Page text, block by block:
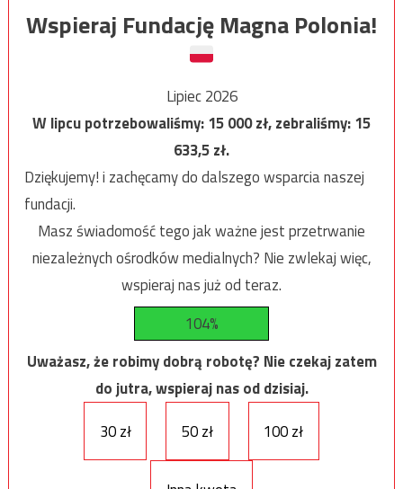
Wspieraj Fundację Magna Polonia!
Lipiec 2026
W lipcu potrzebowaliśmy:15 000zł, zebraliśmy:15
633,5zł.
Dziękujemy! i zachęcamy do dalszego wsparcia naszej
fundacji.
Masz świadomość tego jak ważne jest przetrwanie
niezależnych ośrodków medialnych? Nie zwlekaj więc,
wspieraj nas już od teraz.
104%
Uważasz, że robimy dobrą robotę? Nie czekaj zatem
do jutra, wspieraj nas od dzisiaj.
30 zł
50 zł 100 zł